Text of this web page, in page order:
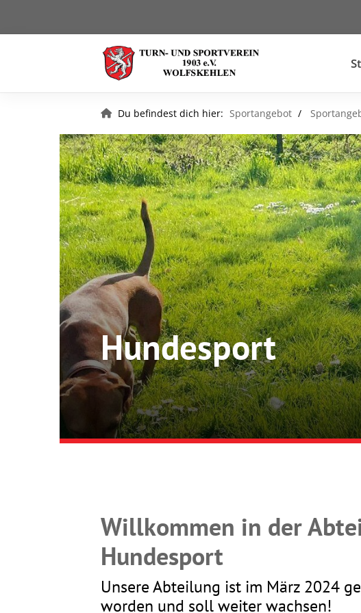
Du befindest dich hier: Sportangebot
Hundesport
Willkommen in der
Hundesport
Unsere Abteilung ist im März 2024
worden und soll weiter wachsen!
Quicklinks